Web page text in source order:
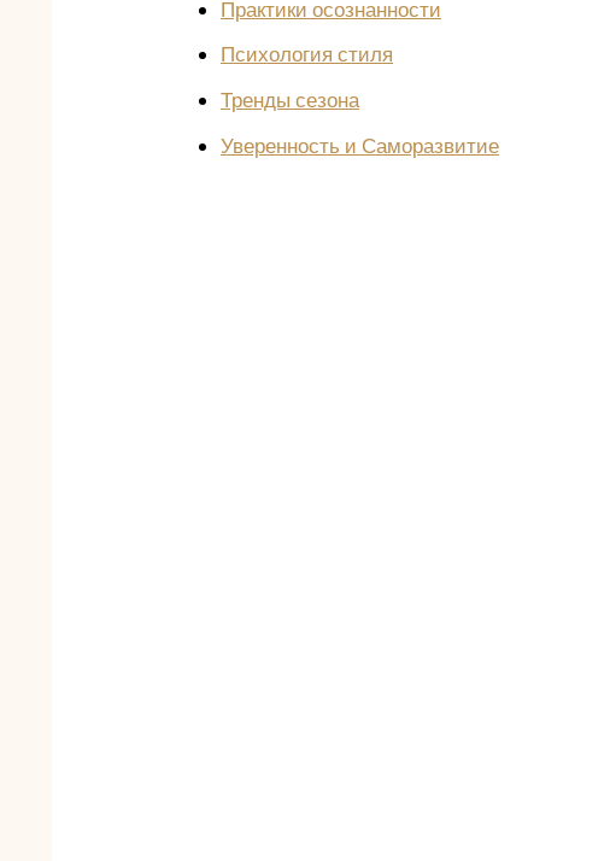
Практики осознанности
Психология стиля
Тренды сезона
Уверенность и Саморазвитие